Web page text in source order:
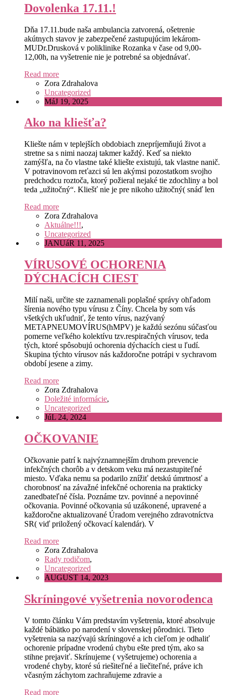
Dovolenka 17.11.!
Dňa 17.11.bude naša ambulancia zatvorená, ošetrenie
akútnych stavov je zabezpečené zastupujúcim lekárom-
MUDr.Drusková v poliklinike Rozanka v čase od 9,00-
12,00h, na vyšetrenie nie je potrebné sa objednávať.
Read more
Zora Zdrahalova
Uncategorized
MáJ 19, 2025
Ako na kliešťa?
Kliešte nám v teplejších obdobiach znepríjemňujú život a
stretne sa s nimi naozaj takmer každý. Keď sa niekto
zamýšľa, na čo vlastne také kliešte existujú, tak vlastne nanič.
V potravinovom reťazci sú len akýmsi pozostatkom svojho
predchodcu roztoča, ktorý požieral nejaké tie zdochliny a bol
teda „užitočný“. Kliešť nie je pre nikoho užitočný( snáď len
Read more
Zora Zdrahalova
Aktuálne!!!,
Uncategorized
JANUáR 11, 2025
VÍRUSOVÉ OCHORENIA
DÝCHACÍCH CIEST
Milí naši, určite ste zaznamenali poplašné správy ohľadom
šírenia nového typu vírusu z Číny. Chcela by som vás
všetkých ukľudniť, že tento vírus, nazývaný
METAPNEUMOVÍRUS(hMPV) je každú sezónu súčasťou
pomerne veľkého kolektívu tzv.respiračných vírusov, teda
tých, ktoré spôsobujú ochorenia dýchacích ciest u ľudí.
Skupina týchto vírusov nás každoročne potrápi v sychravom
období jesene a zimy.
Read more
Zora Zdrahalova
Doležité informácie,
Uncategorized
JúL 24, 2024
OČKOVANIE
Očkovanie patrí k najvýznamnejším druhom prevencie
infekčných chorôb a v detskom veku má nezastupiteľné
miesto. Vďaka nemu sa podarilo znížiť detskú úmrtnosť a
chorobnosť na závažné infekčné ochorenia na prakticky
zanedbateľné čísla. Poznáme tzv. povinné a nepovinné
očkovania. Povinné očkovania sú uzákonené, upravené a
každoročne aktualizované Úradom verejného zdravotníctva
SR( viď priložený očkovací kalendár). V
Read more
Zora Zdrahalova
Rady rodičom,
Uncategorized
AUGUST 14, 2023
Skríningové vyšetrenia novorodenca
V tomto článku Vám predstavím vyšetrenia, ktoré absolvuje
každé bábätko po narodení v slovenskej pôrodnici. Tieto
vyšetrenia sa nazývajú skríningové a ich cieľom je odhaliť
ochorenie prípadne vrodenú chybu ešte pred tým, ako sa
stihne prejaviť. Skrínujeme ( vyšetrujeme) ochorenia a
vrodené chyby, ktoré sú riešiteľné a liečiteľné, práve ich
včasným záchytom zachraňujeme zdravie a
Read more